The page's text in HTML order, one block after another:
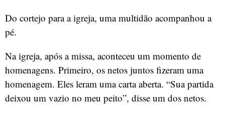
Do cortejo para a igreja, uma multidão acompanhou a
pé.
Na igreja, após a missa, aconteceu um momento de
homenagens. Primeiro, os netos juntos fizeram uma
homenagem. Eles leram uma carta aberta. “Sua partida
deixou um vazio no meu peito”, disse um dos netos.